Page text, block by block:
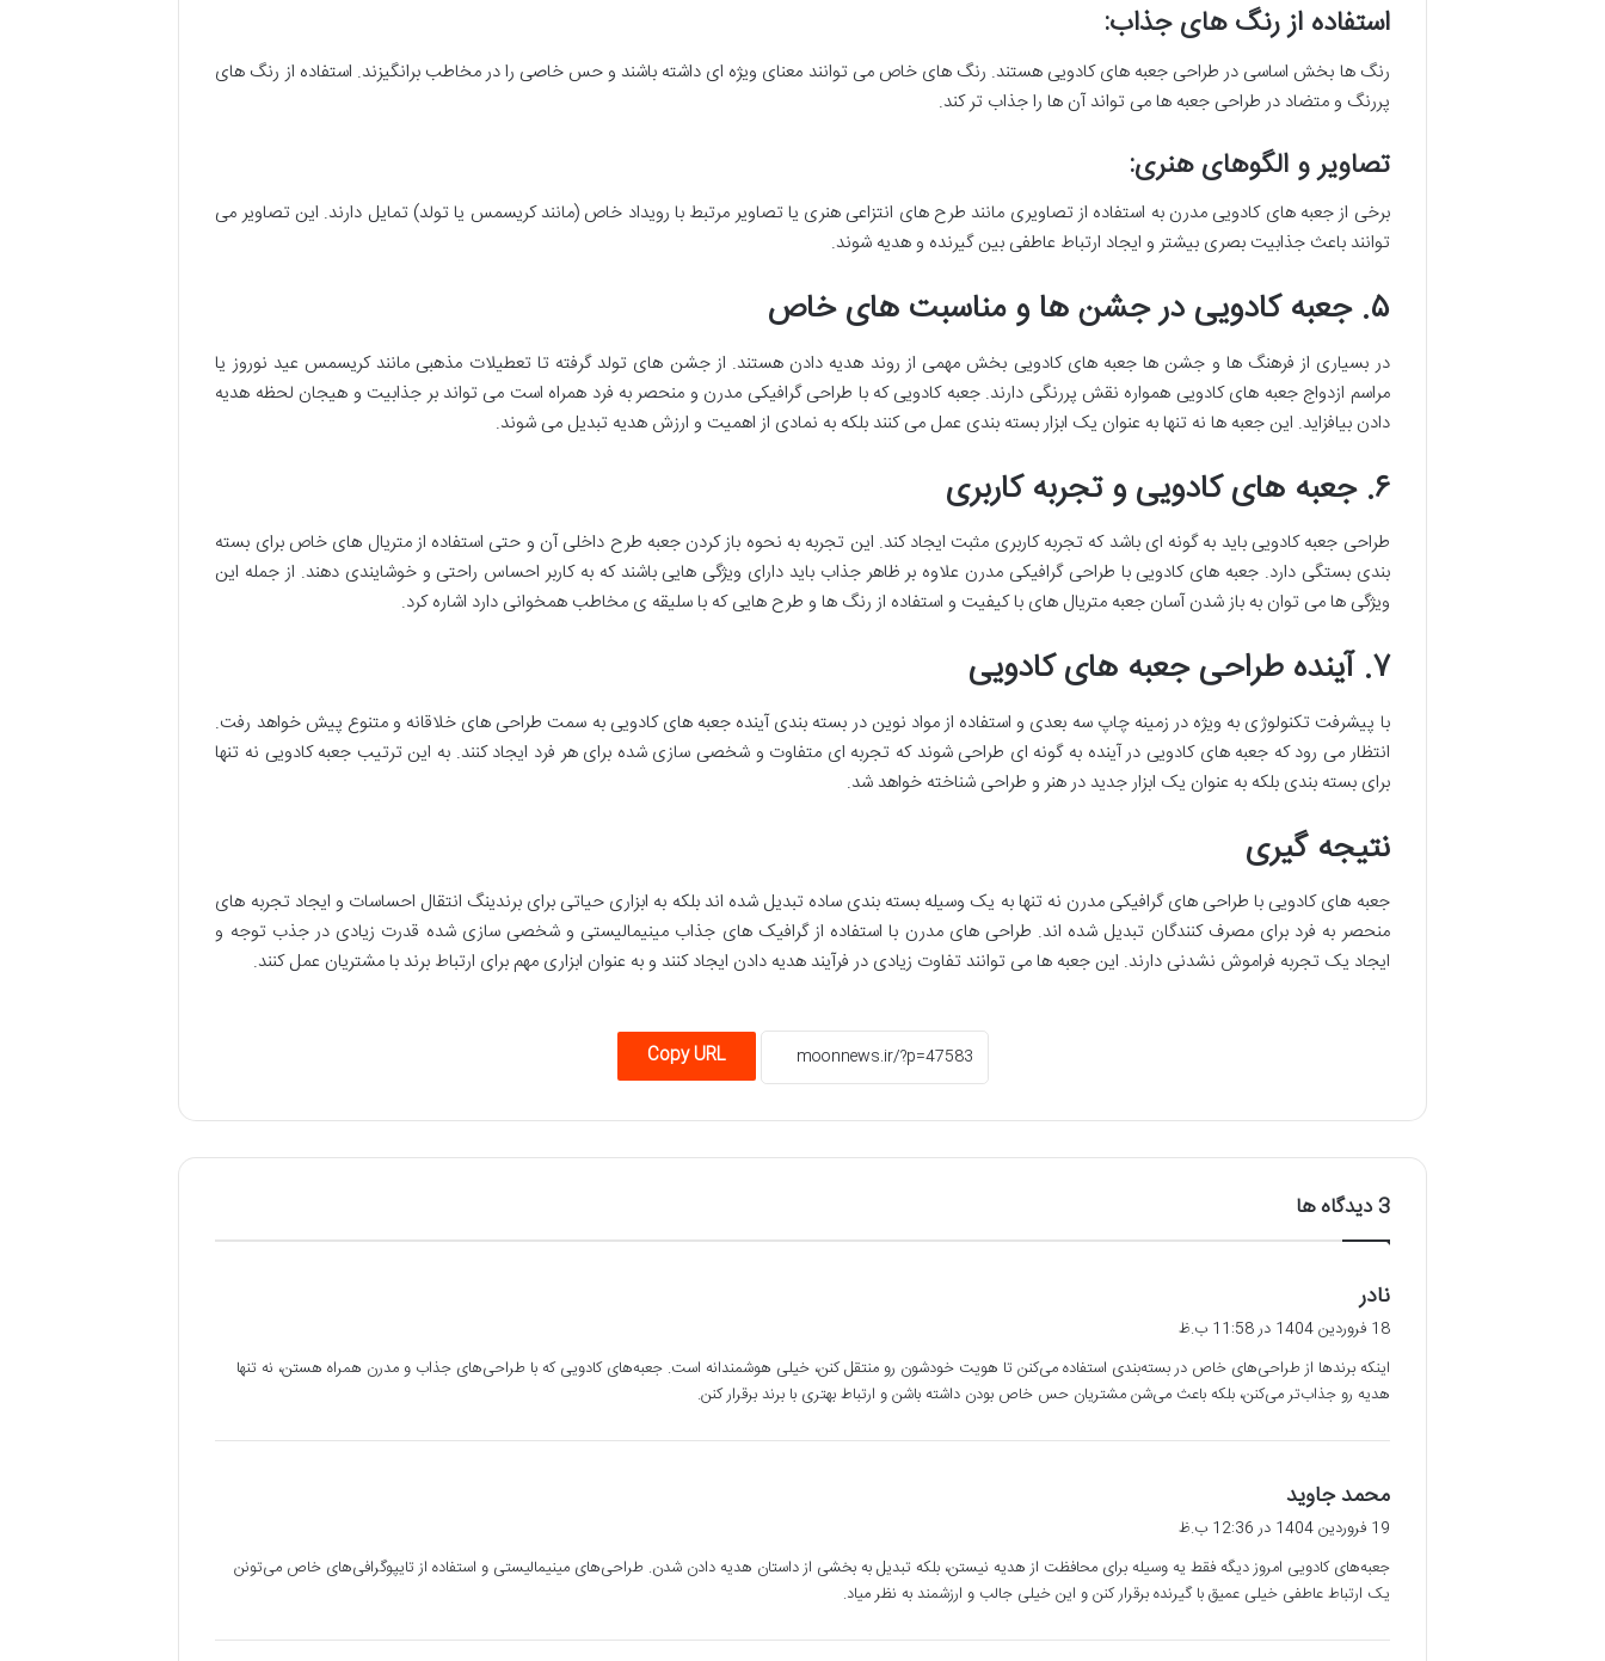
استفاده از رنگ های جذاب:
رنگ ها بخش اساسی در طراحی جعبه های کادویی هستند. رنگ های خاص می توانند معنای ویژه ای داشته باشند و حس خاصی را در مخاطب برانگیزند. استفاده از رنگ های
پررنگ و متضاد در طراحی جعبه ها می تواند آن ها را جذاب تر کند.
تصاویر و الگوهای هنری:
برخی از جعبه های کادویی مدرن به استفاده از تصاویری مانند طرح های انتزاعی هنری یا تصاویر مرتبط با رویداد خاص (مانند کریسمس یا تولد) تمایل دارند. این تصاویر می
توانند باعث جذابیت بصری بیشتر و ایجاد ارتباط عاطفی بین گیرنده و هدیه شوند.
۵. جعبه کادویی در جشن ها و مناسبت های خاص
در بسیاری از فرهنگ ها و جشن ها جعبه های کادویی بخش مهمی از روند هدیه دادن هستند. از جشن های تولد گرفته تا تعطیلات مذهبی مانند کریسمس عید نوروز یا
مراسم ازدواج جعبه های کادویی همواره نقش پررنگی دارند. جعبه کادویی که با طراحی گرافیکی مدرن و منحصر به فرد همراه است می تواند بر جذابیت و هیجان لحظه هدیه
دادن بیافزاید. این جعبه ها نه تنها به عنوان یک ابزار بسته بندی عمل می کنند بلکه به نمادی از اهمیت و ارزش هدیه تبدیل می شوند.
۶. جعبه های کادویی و تجربه کاربری
طراحی جعبه کادویی باید به گونه ای باشد که تجربه کاربری مثبت ایجاد کند. این تجربه به نحوه باز کردن جعبه طرح داخلی آن و حتی استفاده از متریال های خاص برای بسته
بندی بستگی دارد. جعبه های کادویی با طراحی گرافیکی مدرن علاوه بر ظاهر جذاب باید دارای ویژگی هایی باشند که به کاربر احساس راحتی و خوشایندی دهند. از جمله این
ویژگی ها می توان به باز شدن آسان جعبه متریال های با کیفیت و استفاده از رنگ ها و طرح هایی که با سلیقه ی مخاطب همخوانی دارد اشاره کرد.
۷. آینده طراحی جعبه های کادویی
با پیشرفت تکنولوژی به ویژه در زمینه چاپ سه بعدی و استفاده از مواد نوین در بسته بندی آینده جعبه های کادویی به سمت طراحی های خلاقانه و متنوع پیش خواهد رفت.
انتظار می رود که جعبه های کادویی در آینده به گونه ای طراحی شوند که تجربه ای متفاوت و شخصی سازی شده برای هر فرد ایجاد کنند. به این ترتیب جعبه کادویی نه تنها
برای بسته بندی بلکه به عنوان یک ابزار جدید در هنر و طراحی شناخته خواهد شد.
نتیجه گیری
جعبه های کادویی با طراحی های گرافیکی مدرن نه تنها به یک وسیله بسته بندی ساده تبدیل شده اند بلکه به ابزاری حیاتی برای برندینگ انتقال احساسات و ایجاد تجربه های
منحصر به فرد برای مصرف کنندگان تبدیل شده اند. طراحی های مدرن با استفاده از گرافیک های جذاب مینیمالیستی و شخصی سازی شده قدرت زیادی در جذب توجه و
ایجاد یک تجربه فراموش نشدنی دارند. این جعبه ها می توانند تفاوت زیادی در فرآیند هدیه دادن ایجاد کنند و به عنوان ابزاری مهم برای ارتباط برند با مشتریان عمل کنند.
Copy URL
‫3 دیدگاه ها
نادر
ت
:
18 فروردین 1404 در 11:58 ب.ظ
اینکه برندها از طراحی‌های خاص در بسته‌بندی استفاده می‌کنن تا هویت خودشون رو منتقل کنن، خیلی هوشمندانه است. جعبه‌های کادویی که با طراحی‌های جذاب و مدرن همراه هستن، نه تنها
هدیه رو جذاب‌تر می‌کنن، بلکه باعث می‌شن مشتریان حس خاص بودن داشته باشن و ارتباط بهتری با برند برقرار کنن.
محمد جاوید
ف
19 فروردین 1404 در 12:36 ب.ظ
جعبه‌های کادویی امروز دیگه فقط یه وسیله برای محافظت از هدیه نیستن، بلکه تبدیل به بخشی از داستان هدیه دادن شدن. طراحی‌های مینیمالیستی و استفاده از تایپوگرافی‌های خاص می‌تونن
یک ارتباط عاطفی خیلی عمیق با گیرنده برقرار کنن و این خیلی جالب و ارزشمند به نظر میاد.